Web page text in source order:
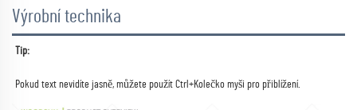
Výrobní technika
Tip:
Pokud text nevidíte jasně, můžete použít Ctrl+Kolečko myši pro přiblížení.